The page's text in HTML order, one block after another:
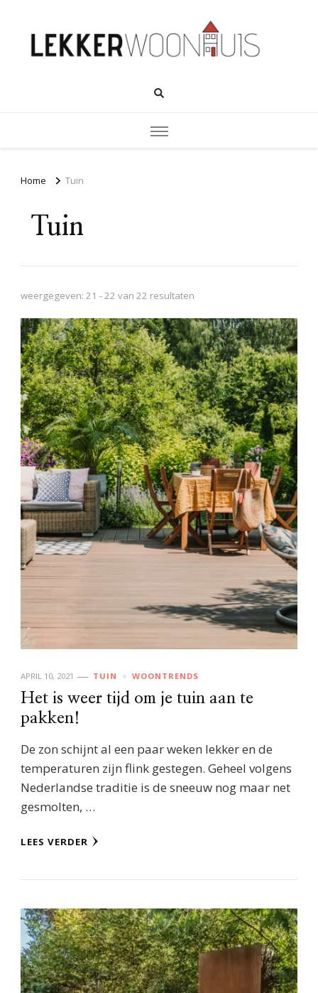
Home Tuin
Tuin
weergegeven: 21 - 22 van 22 resultaten
APRIL 10, 2021 TUIN WOONTRENDS
Het is weer tijd om je tuin aan te
pakken!
De zon schijnt al een paar weken lekker en de
temperaturen zijn flink gestegen. Geheel volgens
Nederlandse traditie is de sneeuw nog maar net
gesmolten, …
LEES VERDER